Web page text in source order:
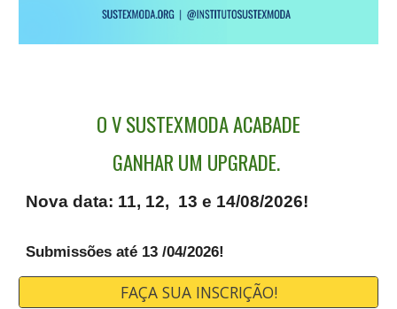
O V SUSTEXMODA ACABADE
GANHAR UM UPGRADE.
Nova data: 11, 12, 13 e 14/08/2026!
Submissões até 13 /04/2026!
FAÇA SUA INSCRIÇÃO!